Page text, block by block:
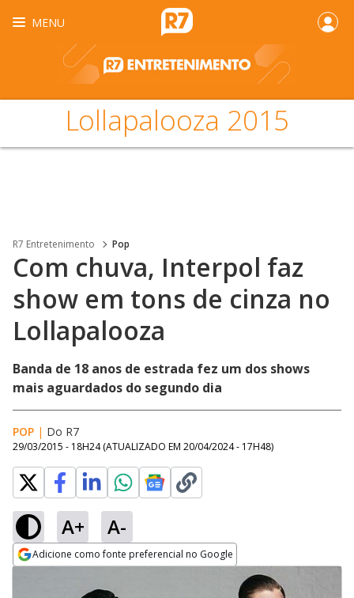
MENU
Lollapalooza 2015
R7 Entretenimento Pop
Com chuva, Interpol faz
show em tons de cinza no
Lollapalooza
Banda de 18 anos de estrada fez um dos shows
mais aguardados do segundo dia
POP | Do R7
29/03/2015 - 18H24 (ATUALIZADO EM 20/04/2024 - 17H48)
A+ A-
Adicione como fonte preferencial no Google